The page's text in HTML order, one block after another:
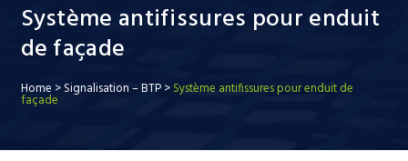
Système antifissures pour enduit
de façade
Home >Signalisation – BTP>Système antifissures pour enduit de
façade